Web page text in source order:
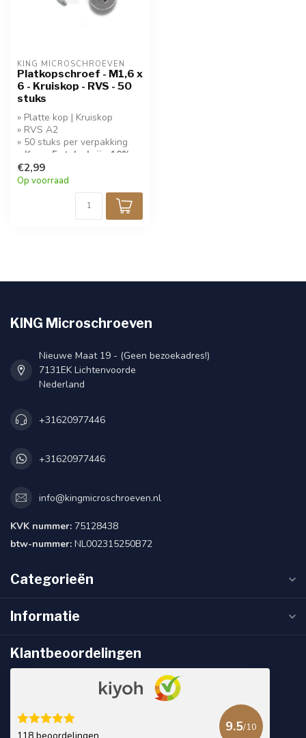
KING MICROSCHROEVEN
Platkopschroef - M1,6 x
6 - Kruiskop - RVS - 50
stuks
» Platte kop | Kruiskop
» RVS A2
» 50 stuks per verpakking
» Koop 5 stuks krijg 10%
korting!
€2,99
Op voorraad
KING Microschroeven
Nieuwe Maat 19 - (Geen bezoekadres!)
7131EK Lichtenvoorde
Nederland
+31620977446
+31620977446
info@kingmicroschroeven.nl
KVK nummer: 75128438
btw-nummer: NL002315250B72
Categorieën
Informatie
Klantbeoordelingen
9.5/10